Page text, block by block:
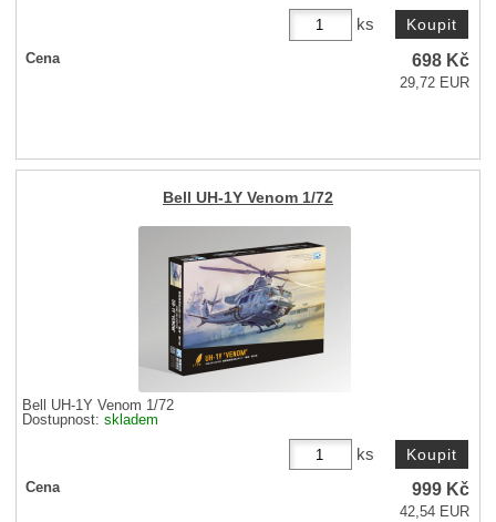
ks
Cena 698 Kč
29,72 EUR
Bell UH-1Y Venom 1/72
Bell UH-1Y Venom 1/72
Dostupnost:skladem
ks
Cena 999 Kč
42,54 EUR